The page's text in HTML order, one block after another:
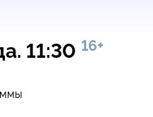
11:30 16+